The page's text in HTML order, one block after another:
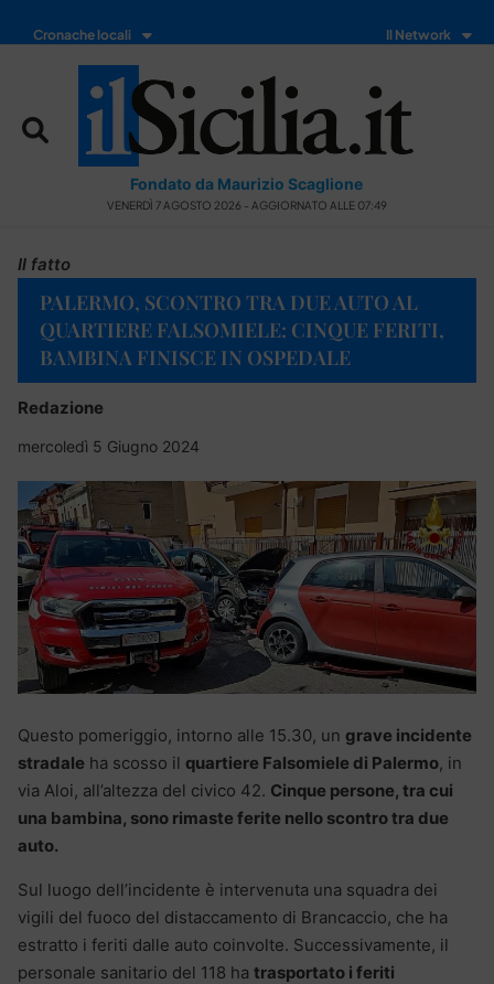
Cronache locali Il Network
Fondato da Maurizio Scaglione
VENERDÌ 7 AGOSTO 2026 - AGGIORNATO ALLE 07:49
Il fatto
PALERMO, SCONTRO TRA DUE AUTO AL
QUARTIERE FALSOMIELE: CINQUE FERITI,
BAMBINA FINISCE IN OSPEDALE
Redazione
mercoledì 5 Giugno 2024
Questo pomeriggio, intorno alle 15.30, un grave incidente
stradale ha scosso il quartiere Falsomiele di Palermo, in
via Aloi, all’altezza del civico 42. Cinque persone, tra cui
una bambina, sono rimaste ferite nello scontro tra due
auto.
Sul luogo dell’incidente è intervenuta una squadra dei
vigili del fuoco del distaccamento di Brancaccio, che ha
estratto i feriti dalle auto coinvolte. Successivamente, il
personale sanitario del 118 ha trasportato i feriti